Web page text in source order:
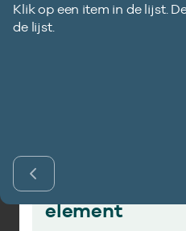
Vind gegevens­
element
Klik op een item in de lijst.
de lijst.